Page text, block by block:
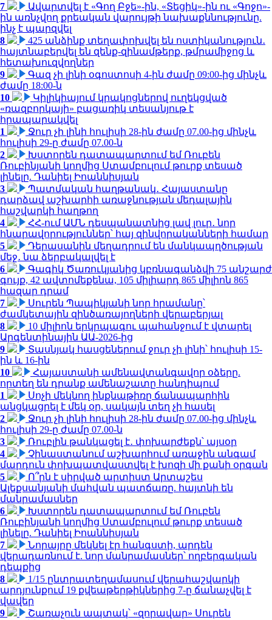
7
Ավարտվել է «Գող Բջե»-ին, «Տեցիկ»-ին ու «Գոջո»-
ին առնչվող քրեական վարույթի նախաքննությունը.
ինչ է պարզվել
8
425 անձինք տեղափոխվել են ոստիկանություն․
հայտնաբերվել են զենք-զինամթերք, թմրամիջոց և
հետախուզվողներ
9
Գազ չի լինի օգոստոսի 4-ին ժամը 09:00-ից մինչև
ժամը 18:00-ն
10
Կիլիկիայում կրակոցներով ուղեկցված
«ռազբորկայի» բացառիկ տեսանյութ է
հրապարակվել
1
Ջուր չի լինի հուլիսի 28-ին ժամը 07.00-ից մինչև
հուլիսի 29-ը ժամը 07.00-ն
2
Խստորեն դատապարտում եմ Ռուբեն
Ռուբինյանի կողմից Ստամբուլում թուրք տեսած
լինելը. Դանիել Իոաննիսյան
3
Պատմական հաղթանակ․ Հայաստանը
դարձավ աշխարհի առաջնության մեդալային
հաշվարկի հաղթող
4
ՀՀ-ում ԱՄՆ դեսպանատնից լավ լուր․ նոր
հնարավորություններ՝ հայ զինվորականների համար
5
Դերասանին մեղադրում են մանկապղծության
մեջ․ նա ձերբակալվել է
6
Գագիկ Ծառուկյանից կբռնագանձվի 75 անշարժ
գույք, 42 ավտոմեքենա, 105 միլիարդ 865 միլիոն 865
հազար դրամ
7
Սուրեն Պապիկյանի նոր հրամանը՝
ժամկետային զինծառայողների վերաբերյալ
8
10 միլիոն երկրպագու պահանջում է վտարել
Արգենտինային ԱԱ-2026-ից
9
Տասնյակ հասցեներում ջուր չի լինի՝ հուլիսի 15-
ին և 16-ին
10
Հայաստանի ամենավտանգավոր օձերը.
որտեղ են դրանք ամենաշատը հանդիպում
1
Սոչի մեկնող ինքնաթիռը ճանապարհին
անցկացրել է մեկ օր, սակայն տեղ չի հասել
2
Ջուր չի լինի հուլիսի 28-ին ժամը 07.00-ից մինչև
հուլիսի 29-ը ժամը 07.00-ն
3
Ռուբլին թանկացել է․ փոխարժեքն՝ այսօր
4
Չինաստանում աշխարհում առաջին անգամ
մարդուն փոխպատվաստվել է խոզի մի քանի օրգան
5
Ո՞րն է սիրված արտիստ Արտաշես
Ալեքսանյանի մահվան պատճառը. հայտնի են
մանրամասներ
6
Խստորեն դատապարտում եմ Ռուբեն
Ռուբինյանի կողմից Ստամբուլում թուրք տեսած
լինելը. Դանիել Իոաննիսյան
7
Նորայրը մեկնել էր հանգստի, արդեն
վերադառնում է. նոր մանրամասներ՝ ողբերգական
դեպքից
8
1/15 ընտրատեղամասում վերահաշվարկի
արդյունքում 19 քվեաթերթիկներից 7-ը ճանաչվել է
վավեր
9
Շառաչուն ապտակ՝ «զորավար» Սուրեն